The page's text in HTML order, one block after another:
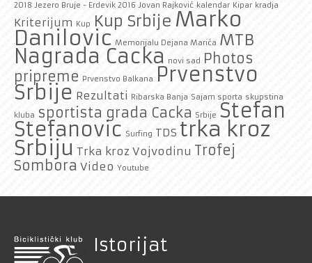
2018 Jezero Bruje - Erdevik 2016 Jovan Rajković kalendar Kipar kradja
Kriterijum Kup Kup Srbije Marko
Danilovic Memorijalu Dejana Marića MTB
Nagrada Cacka novi sad
Photos
pripreme
Prvenstvo Balkana Prvenstvo
Srbije Rezultati Ribarska Banja Sajam sporta skupstina
kluba sportista grada Cacka Srbije Stefan
Stefanovic Surfing TDS trka kroz
Srbiju Trka kroz Vojvodinu Trofej
Sombora Video Youtube
Istorijat